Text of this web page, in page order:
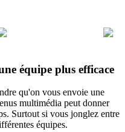
équipe plus efficace
qu'on vous envoie une
multimédia peut donner
Surtout si vous jonglez entre
équipes.